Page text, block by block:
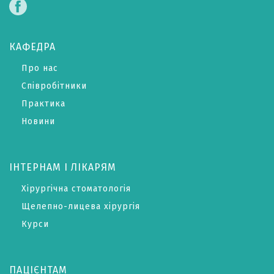
КАФЕДРА
Про нас
Співробітники
Практика
Новини
ІНТЕРНАМ І ЛІКАРЯМ
Хірургічна стоматологія
Щелепно-лицева хірургія
Курси
ПАЦІЄНТАМ